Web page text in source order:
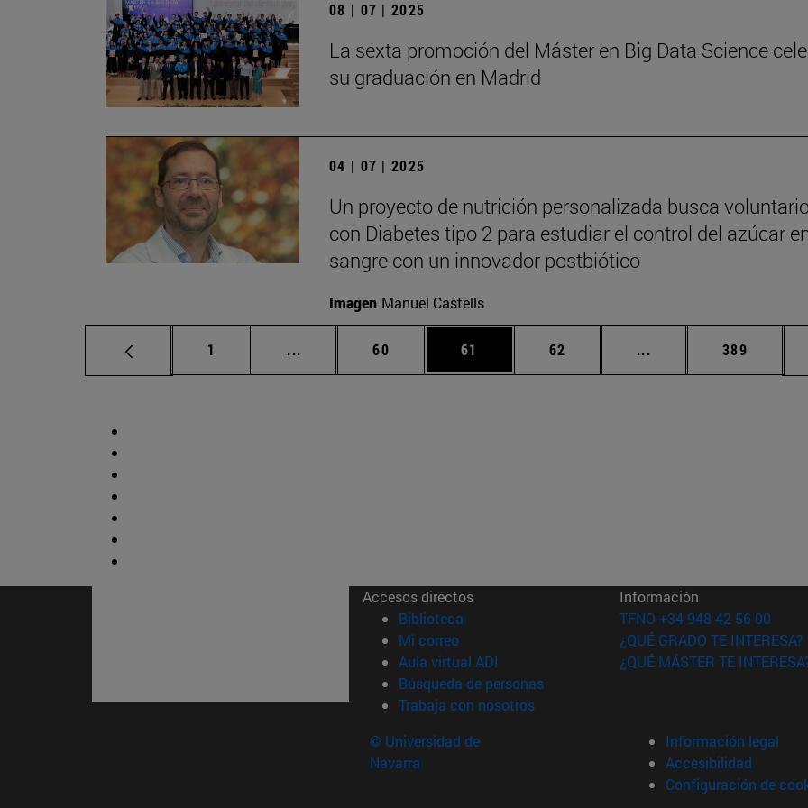
08 | 07 | 2025
La sexta promoción del Máster en Big Data Science
su graduación en Madrid
04 | 07 | 2025
Un proyecto de nutrición personalizada busca
con Diabetes tipo 2 para estudiar el control del azúcar
sangre con un innovador postbiótico
Imagen Manuel Castells
Página
1 ... Páginas intermedias Use TAB para desplazarse.
Página
60 Página
61 Página
62 ... Páginas intermedias
Página
389
Accesos directos
Biblioteca (abre en nueva ventana)
Mi correo(abre en nueva ventana)
Aula virtual ADI (abre en nueva ventana)
Búsqueda de personas(abre en nueva ventana)
Trabaja con nosotros(abre en nueva ventana)
Información
TFNO +34 948 42 56 00
¿QUÉ GRADO TE INTERESA?
¿QUÉ MÁSTER TE
© Universidad de
Navarra
Información legal
Accesibilidad
Configuración de